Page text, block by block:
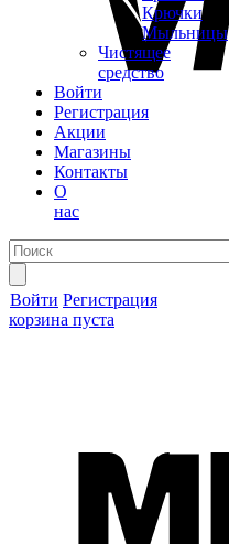
Крючки
Мыльницы
Чистящее
средство
Войти
Регистрация
Акции
Магазины
Контакты
О
нас
Войти Регистрация
корзина пуста